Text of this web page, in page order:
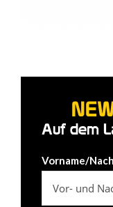
Auf dem
Vorname/